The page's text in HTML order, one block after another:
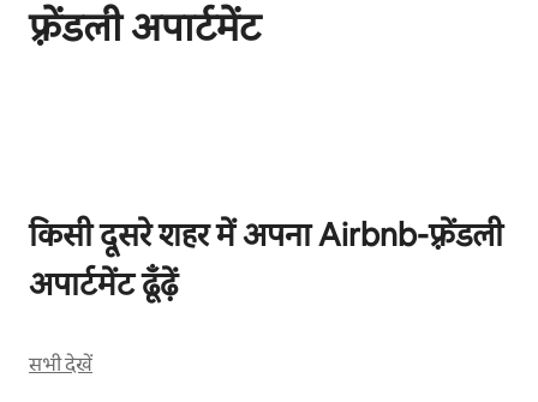
फ़्रेंडली अपार्टमेंट
किसी दूसरे शहर में अपना Airbnb-फ़्रेंडली
अपार्टमेंट ढूँढ़ें
सभी देखें